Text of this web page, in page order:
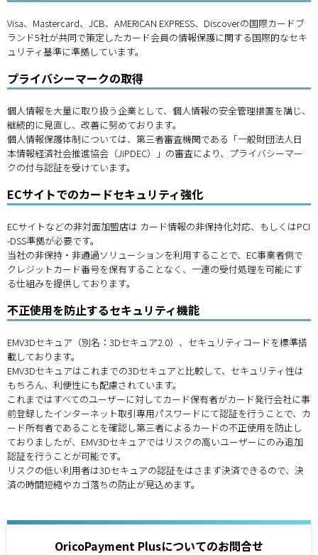
Visa、Mastercard、JCB、AMERICAN EXPRESS、Discoverの国際カードブ
ランド5社が共同で策定したカード会員の情報保護に関する国際的なセキ
ュリティ基準に準拠しています。
プライバシーマークの取得
個人情報を大量に取り扱う企業として、個人情報の安全管理措置を講じ、
継続的に見直し、改善に努めております。
個人情報保護体制については、第三者審査機関である「一般財団法人日
本情報経済社会推進協会（JIPDEC）」の審査により、プライバシーマー
クの付与認証を受けています。
ECサイトでのカードセキュリティ強化
ECサイトなどの非対面加盟店は カード情報の非保持化対応、もしくはPCI
-DSS準拠が必要です。
当社の非保持・非通過ソリューションを利用することで、EC事業者側で
クレジットカード番号を保有することなく、一連の受付処理を可能にす
る仕組みを提供しております。
不正使用を防止するセキュリティ機能
EMV3Dセキュア（別名：3Dセキュア2.0）、セキュリティコードを標準搭
載しております。
EMV3Dセキュアはこれまでの3Dセキュアと比較して、セキュリティ性は
もちろん、利便性にも配慮されています。
これまではすべてのユーザーに対してカード保有者がカード発行会社に事
前登録したインターネット取引専用パスワードにて認証を行うことで、カ
ード所有者であることを確認し第三者によるカードの不正使用を防止し
ておりましたが、EMV3Dセキュアではリスクの高いユーザーにのみ追加
認証を行うことが可能です。
リスクの低い利用者は3Dセキュアの認証をはさまず決済できるので、決
済の時間短縮やカゴ落ちの防止が見込めます。
OricoPayment Plusについてのお問合せ